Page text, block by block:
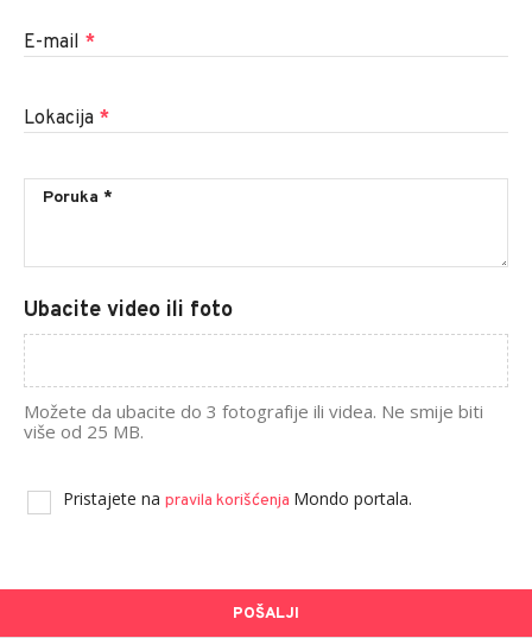
E-mail *
Lokacija *
Ubacite video ili foto
Možete da ubacite do 3 fotografije ili videa. Ne smije biti
više od 25 MB.
Pristajete na pravila korišćenja Mondo portala.
POŠALJI